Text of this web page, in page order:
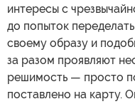
интересы с
до попыток
своему образу и
за разом проявляют
решимость — просто
поставлено на карту.